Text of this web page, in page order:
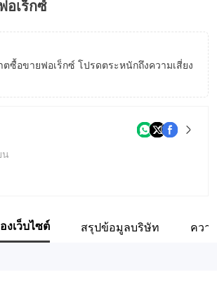
อเร็กซ์
ซื้อขายฟอเร็กซ์ โปรดตระหนักถึงความเสี่ยง
น
งเว็บไซต์ สรุปข้อมูลบริษัท ควา